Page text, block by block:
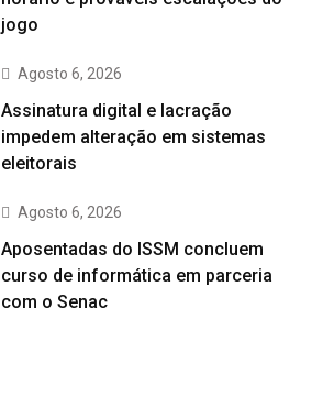
jogo
Agosto 6, 2026
Assinatura digital e lacração
impedem alteração em sistemas
eleitorais
Agosto 6, 2026
Aposentadas do ISSM concluem
curso de informática em parceria
com o Senac